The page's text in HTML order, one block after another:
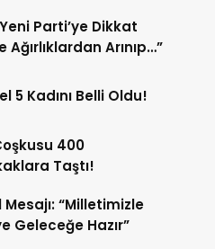
Parti’ye Dikkat
Arınıp…”
5 Kadını Belli Oldu!
400
Taştı!
Mesajı: “Milletimizle
Geleceğe Hazır”